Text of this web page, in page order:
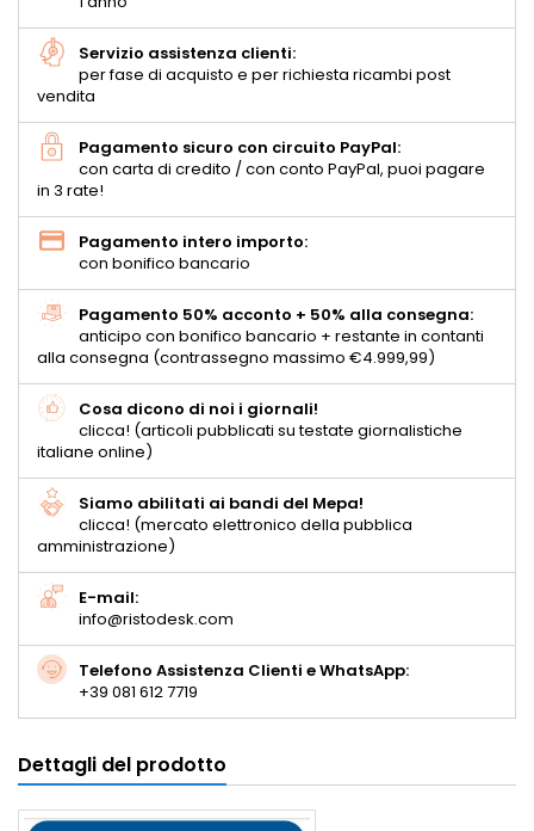
Servizio assistenza clienti:
per fase di acquisto e per richiesta ricambi post
vendita
Pagamento sicuro con circuito PayPal:
con carta di credito / con conto PayPal, puoi pagare
in 3 rate!
Pagamento intero importo:
con bonifico bancario
Pagamento 50% acconto + 50% alla consegna:
anticipo con bonifico bancario + restante in contanti
alla consegna (contrassegno massimo €4.999,99)
Cosa dicono di noi i giornali!
clicca! (articoli pubblicati su testate giornalistiche
italiane online)
Siamo abilitati ai bandi del Mepa!
clicca! (mercato elettronico della pubblica
amministrazione)
E-mail:
info@ristodesk.com
Telefono Assistenza Clienti e WhatsApp:
+39 081 612 7719
Dettagli del prodotto